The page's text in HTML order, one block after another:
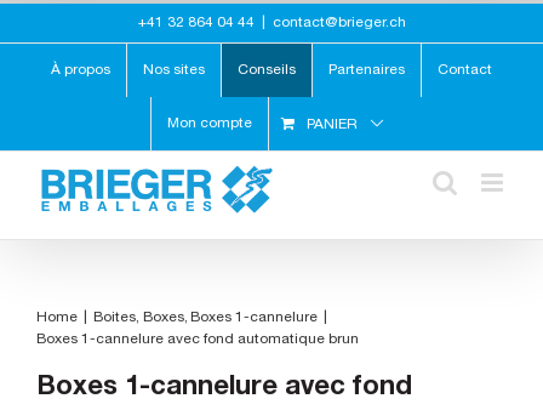
content
+41 32 864 04 44 contact@brieger.ch
À propos Nos sites Conseils Partenaires Contact
Mon compte PANIER
Home Boites Boxes
Boxes 1-cannelure
Boxes 1-cannelure avec fond automatique brun
Boxes 1-cannelure avec fond